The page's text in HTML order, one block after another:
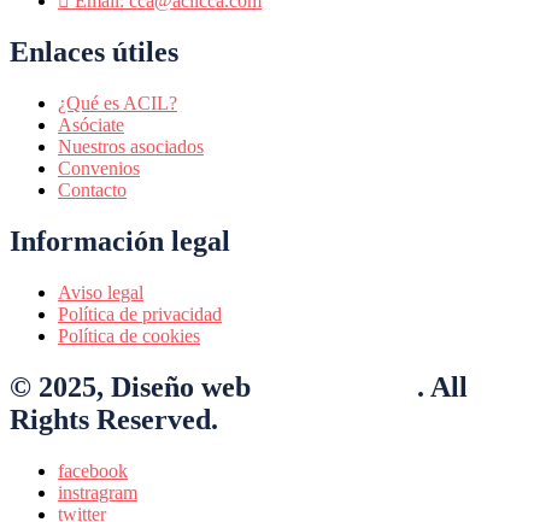
Enlaces útiles
¿Qué es ACIL?
Asóciate
Nuestros asociados
Convenios
Contacto
Información legal
Aviso legal
Política de privacidad
Política de cookies
© 2025, Diseño web
. All
Rights Reserved.
facebook
instragram
twitter